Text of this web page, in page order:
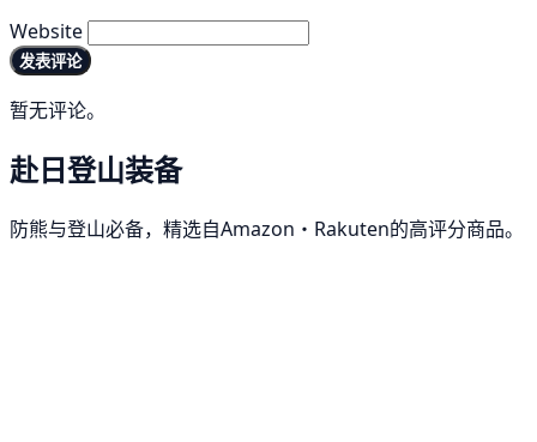
Website
发表评论
暂无评论。
赴日登山装备
防熊与登山必备，精选自Amazon・Rakuten的高评分商品。